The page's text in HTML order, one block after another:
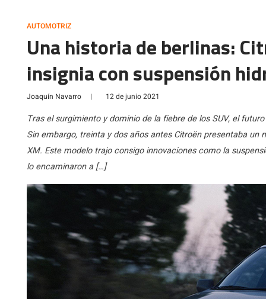
AUTOMOTRIZ
Una historia de berlinas:
insignia con suspensión
Joaquín Navarro | 12 de junio 2021
Tras el surgimiento y dominio de la fiebre de los SUV, el
Sin embargo, treinta y dos años antes Citroën presentaba
XM. Este modelo trajo consigo innovaciones como la
lo encaminaron a […]